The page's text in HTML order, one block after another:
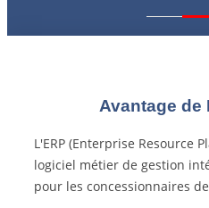
Avantage de
L'ERP (Enterprise Resource
logiciel métier de gestion
pour les concessionnaires